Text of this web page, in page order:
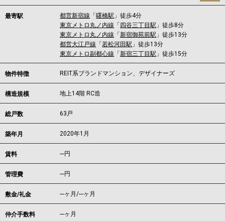
最寄駅 都営新宿線 「曙橋駅 」徒歩4分
東京メトロ丸ノ内線 「 四谷三丁目駅 」徒歩8分
東京メトロ丸ノ内線 「新宿御苑前駅 」徒歩13分
都営大江戸線 「若松河田駅 」徒歩13分
東京メトロ副都心線 「新宿三丁目駅 」徒歩15分
物件特徴 REIT系ブランドマンション、デザイナーズ
構造規模 地上14階 RC造
総戸数 63戸
築年月 2020年1月
賃料 ---円
管理費 ---円
敷金/礼金 ---ヶ月/---ヶ月
仲介手数料 ---ヶ月